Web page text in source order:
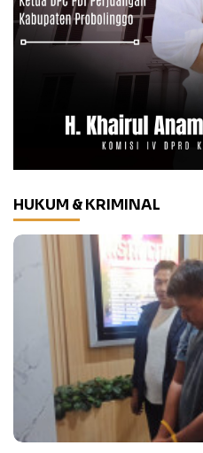
HUKUM & KRIMINAL